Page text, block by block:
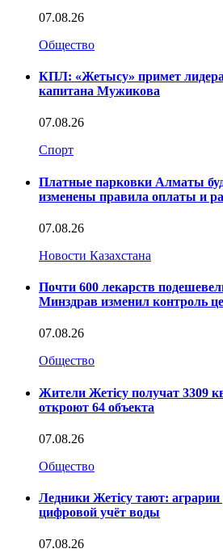
07.08.26
Общество
КПЛ: «Жетысу» примет
капитана Мужикова
07.08.26
Спорт
Платные парковки Алматы
изменены правила оплаты и
07.08.26
Новости Казахстана
Почти 600 лекарств
Минздрав изменил контроль
07.08.26
Общество
Жители Жетісу получат 3309
откроют 64 объекта
07.08.26
Общество
Ледники Жетісу тают: аграрии
цифровой учёт воды
07.08.26